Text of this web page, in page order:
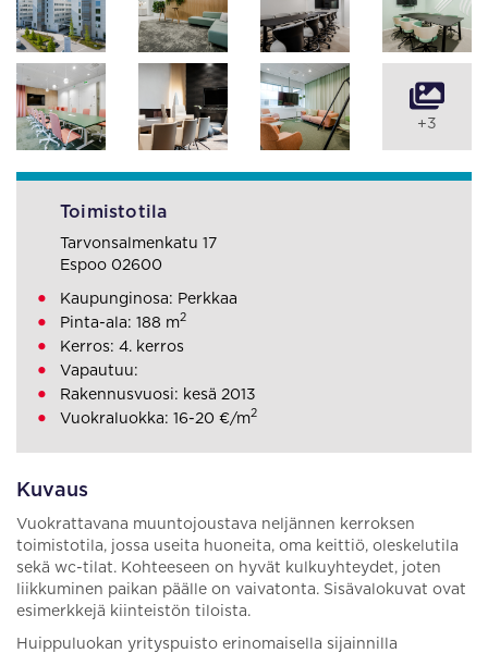
Kuvaus
Vuokrattavana muuntojoustava neljännen kerroksen
toimistotila, jossa useita huoneita, oma keittiö, oleskelutila
sekä wc-tilat. Kohteeseen on hyvät kulkuyhteydet, joten
liikkuminen paikan päälle on vaivatonta. Sisävalokuvat ovat
esimerkkejä kiinteistön tiloista.
Huippuluokan yrityspuisto erinomaisella sijainnilla
+3
Toimistotila
Tarvonsalmenkatu 17
Espoo 02600
Kaupunginosa: Perkkaa
Pinta-ala: 188 m2
Kerros: 4. kerros
Vapautuu:
Rakennusvuosi: kesä 2013
Vuokraluokka: 16-20 €/m2